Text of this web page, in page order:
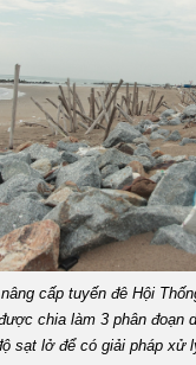
cấp tuyến đê Hội
chia làm 3 phân đoạn
sạt lở để có giải pháp xử